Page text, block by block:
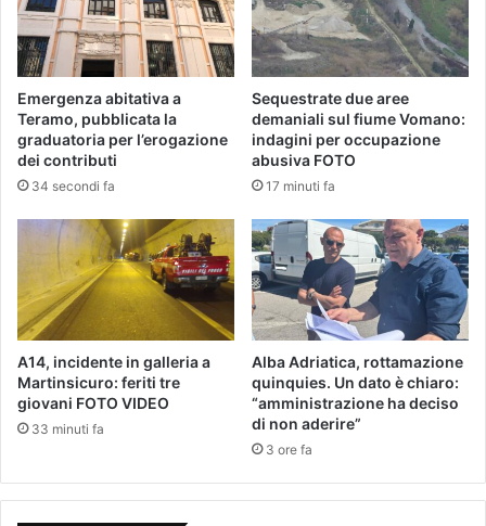
Emergenza abitativa a
Teramo, pubblicata la
graduatoria per l’erogazione
dei contributi
34 secondi fa
Sequestrate due aree
demaniali sul fiume Vomano:
indagini per occupazione
abusiva FOTO
17 minuti fa
A14, incidente in galleria a
Martinsicuro: feriti tre
giovani FOTO VIDEO
33 minuti fa
Alba Adriatica, rottamazione
quinquies. Un dato è chiaro:
“amministrazione ha deciso
di non aderire”
3 ore fa